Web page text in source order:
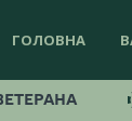
ГОЛОВНА